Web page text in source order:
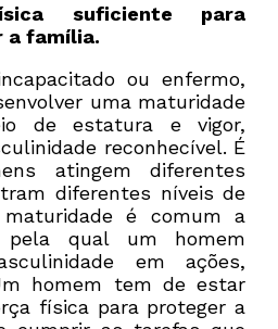
suficiente para
a família.
ou enfermo,
uma maturidade
de estatura e vigor,
reconhecível. É
atingem diferentes
diferentes níveis de
é comum a
qual um homem
em ações,
homem tem de estar
física para proteger a